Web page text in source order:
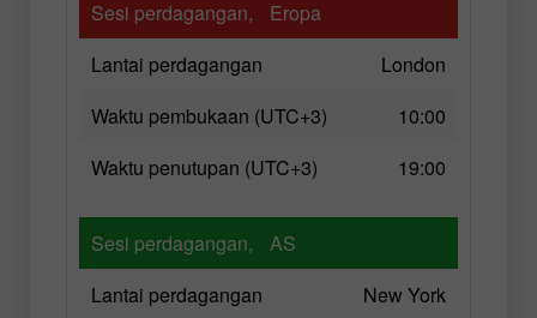
Sesi perdagangan,
Eropa
Lantai perdagangan
London
Waktu pembukaan (UTC+3)
10:00
Waktu penutupan (UTC+3)
19:00
Sesi perdagangan,
AS
Lantai perdagangan
New York